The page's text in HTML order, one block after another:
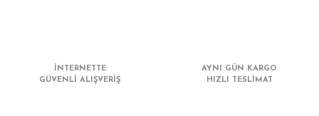
Ürün resmi kalitesiz, bozuk veya görüntülenemiyor.
İNTERNETTE
GÜVENLİ ALIŞVERİŞ
AYNI GÜN KARGO
HIZLI TESLİMAT